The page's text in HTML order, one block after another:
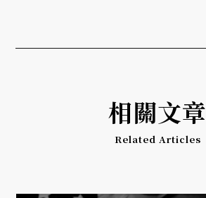
相關文章
Related Articles